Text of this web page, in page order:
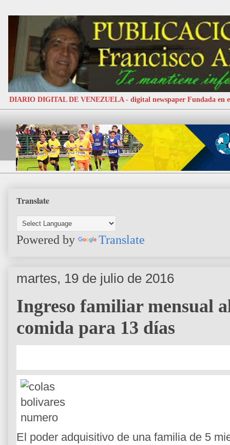
DIARIO DIGITAL DE VENEZUELA - digital newspaper Fundada en
Translate
Powered by Translate
martes, 19 de julio de 2016
Ingreso familiar mensual
comida para 13 días
El poder adquisitivo de una familia de 5